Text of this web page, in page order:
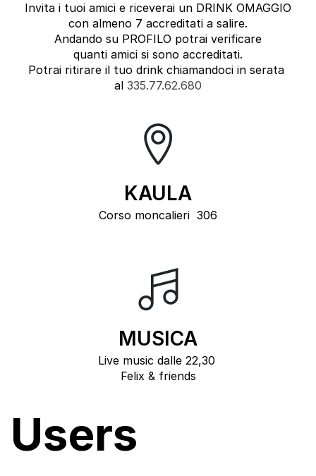
Invita i tuoi amici e riceverai un DRINK OMAGGIO
con almeno 7 accreditati a salire.
Andando su PROFILO potrai verificare
quanti amici si sono accreditati.
Potrai ritirare il tuo drink chiamandoci in serata
al 335.77.62.680
KAULA
Corso moncalieri 306
MUSICA
Live music dalle 22,30
Felix & friends
Users